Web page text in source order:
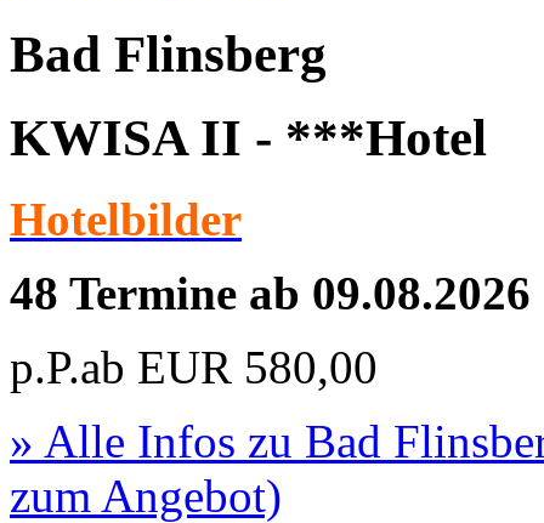
Bad Flinsberg
KWISA II - ***Hotel
Hotelbilder
48 Termine ab 09.08.2026
p.P.ab EUR 580,00
» Alle Infos zu Bad
zum Angebot)